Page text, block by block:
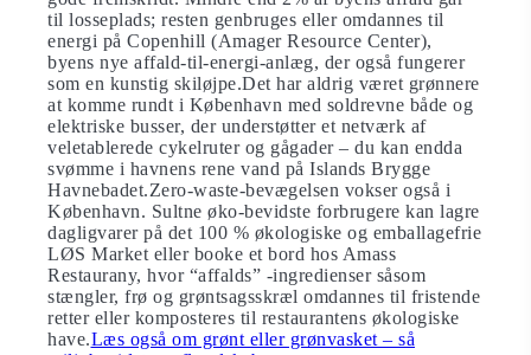
til losseplads; resten genbruges eller omdannes til
energi på Copenhill (Amager Resource Center),
byens nye affald-til-energi-anlæg, der også fungerer
som en kunstig skiløjpe.Det har aldrig været grønnere
at komme rundt i København med soldrevne både og
elektriske busser, der understøtter et netværk af
veletablerede cykelruter og gågader – du kan endda
svømme i havnens rene vand på Islands Brygge
Havnebadet.Zero-waste-bevægelsen vokser også i
København. Sultne øko-bevidste forbrugere kan lagre
dagligvarer på det 100 % økologiske og emballagefrie
LØS Market eller booke et bord hos Amass
Restaurany, hvor “affalds” -ingredienser såsom
stængler, frø og grøntsagsskræl omdannes til fristende
retter eller komposteres til restaurantens økologiske
have.Læs også om grønt eller grønvasket – så